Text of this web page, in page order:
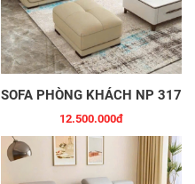
SOFA PHÒNG KHÁCH NP 317
12.500.000đ